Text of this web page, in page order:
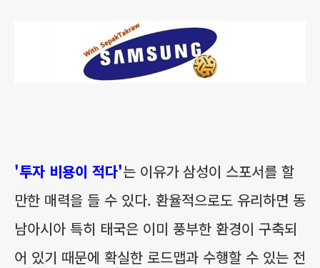
'투자 비용이 적다'는 이유가 삼성이 스포서를 할
만한 매력을 들 수 있다. 환율적으로도 유리하면 동
남아시아 특히 태국은 이미 풍부한 환경이 구축되
어 있기 때문에 확실한 로드맵과 수행할 수 있는 전